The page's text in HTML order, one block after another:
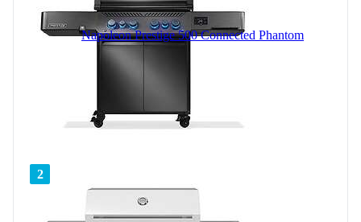
Napoleon Prestige 500 Connected Phantom
2